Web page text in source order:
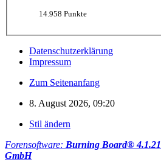
14.958 Punkte
Datenschutzerklärung
Impressum
Zum Seitenanfang
8. August 2026, 09:20
Stil ändern
Forensoftware: Burning Board® 4.1.21
GmbH